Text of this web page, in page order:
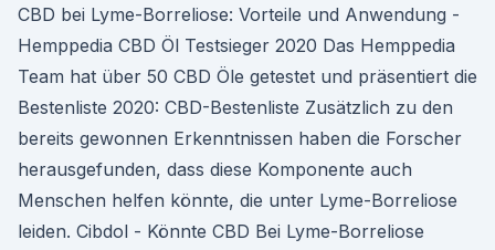
CBD bei Lyme-Borreliose: Vorteile und Anwendung -
Hemppedia CBD Öl Testsieger 2020 Das Hemppedia
Team hat über 50 CBD Öle getestet und präsentiert die
Bestenliste 2020: CBD-Bestenliste Zusätzlich zu den
bereits gewonnen Erkenntnissen haben die Forscher
herausgefunden, dass diese Komponente auch
Menschen helfen könnte, die unter Lyme-Borreliose
leiden. Cibdol - Könnte CBD Bei Lyme-Borreliose